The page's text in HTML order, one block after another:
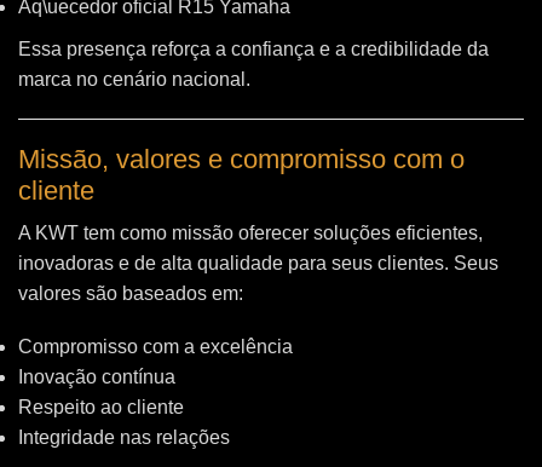
Aq\uecedor oficial R15 Yamaha
Essa presença reforça a confiança e a credibilidade da
marca no cenário nacional.
Missão, valores e compromisso com o
cliente
A KWT tem como missão oferecer soluções eficientes,
inovadoras e de alta qualidade para seus clientes. Seus
valores são baseados em:
Compromisso com a excelência
Inovação contínua
Respeito ao cliente
Integridade nas relações